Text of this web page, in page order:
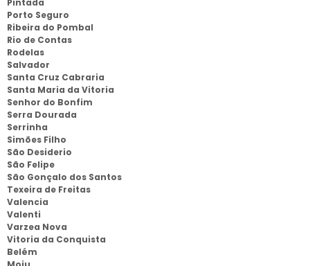
Pintada
Porto Seguro
Ribeira do Pombal
Rio de Contas
Rodelas
Salvador
Santa Cruz Cabraria
Santa Maria da Vitoria
Senhor do Bonfim
Serra Dourada
Serrinha
Simões Filho
São Desiderio
São Felipe
São Gonçalo dos Santos
Texeira de Freitas
Valencia
Valenti
Varzea Nova
Vitoria da Conquista
Belém